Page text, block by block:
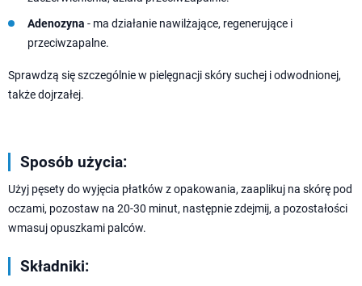
Adenozyna - ma działanie nawilżające, regenerujące i
przeciwzapalne.
Sprawdzą się szczególnie w pielęgnacji skóry suchej i odwodnionej,
także dojrzałej.
Sposób użycia:
Użyj pęsety do wyjęcia płatków z opakowania, zaaplikuj na skórę pod
oczami, pozostaw na 20-30 minut, następnie zdejmij, a pozostałości
wmasuj opuszkami palców.
Składniki: